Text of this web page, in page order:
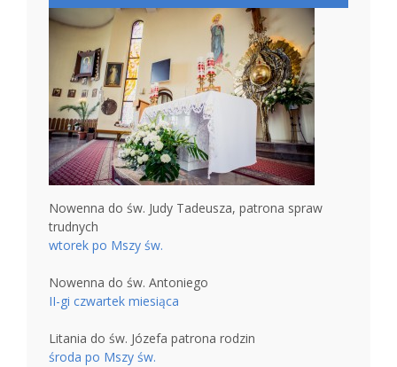
Nowenna do św. Judy Tadeusza, patrona spraw
trudnych
wtorek po Mszy św.
Nowenna do św. Antoniego
II-gi czwartek miesiąca
Litania do św. Józefa patrona rodzin
środa po Mszy św.